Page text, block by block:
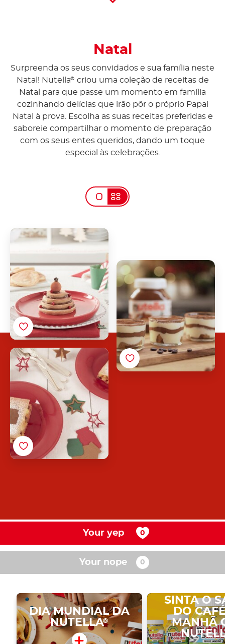
Natal
Surpreenda os seus convidados e sua família neste
Natal! Nutella® criou uma coleção de receitas de
Natal para que passe um momento em família
cozinhando delícias que irão pôr o próprio Papai
Natal à prova. Escolha as suas receitas preferidas e
saboreie compartilhar o momento de preparação
com os seus entes queridos, dando um toque
especial às celebrações.​
Panqueca de Natal com
Nutella<sup>®</sup>
Mini Tiramisu com
Nutella<sup>®</sup>
Strudel Aberto com
Nutella<sup>®</sup>
Your yep
Your nope
DIA MUNDIAL DA
NUTELLA®
SINTA O
DO
MANHÃ